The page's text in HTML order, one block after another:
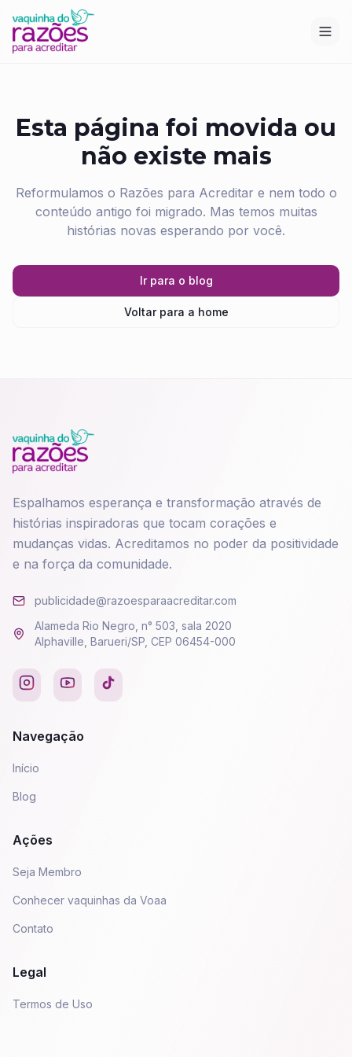
Esta página foi movida ou
não existe mais
Reformulamos o Razões para Acreditar e nem todo o
conteúdo antigo foi migrado. Mas temos muitas
histórias novas esperando por você.
Ir para o blog
Voltar para a home
Espalhamos esperança e transformação através de
histórias inspiradoras que tocam corações e
mudanças vidas. Acreditamos no poder da positividade
e na força da comunidade.
publicidade@razoesparaacreditar.com
Alameda Rio Negro, n° 503, sala 2020
Alphaville, Barueri/SP, CEP 06454-000
Navegação
Início
Blog
Ações
Seja Membro
Conhecer vaquinhas da Voaa
Contato
Legal
Termos de Uso